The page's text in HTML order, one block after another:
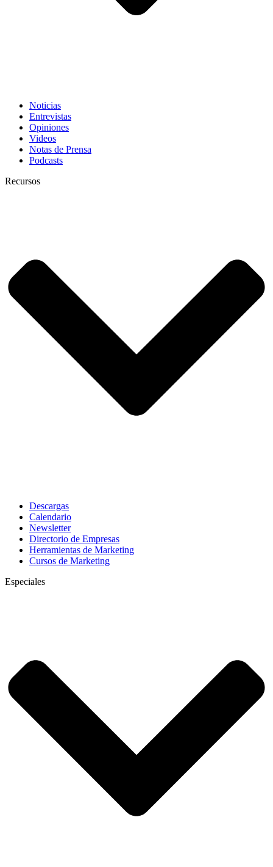
Noticias
Entrevistas
Opiniones
Videos
Notas de Prensa
Podcasts
Recursos
Descargas
Calendario
Newsletter
Directorio de Empresas
Herramientas de Marketing
Cursos de Marketing
Especiales